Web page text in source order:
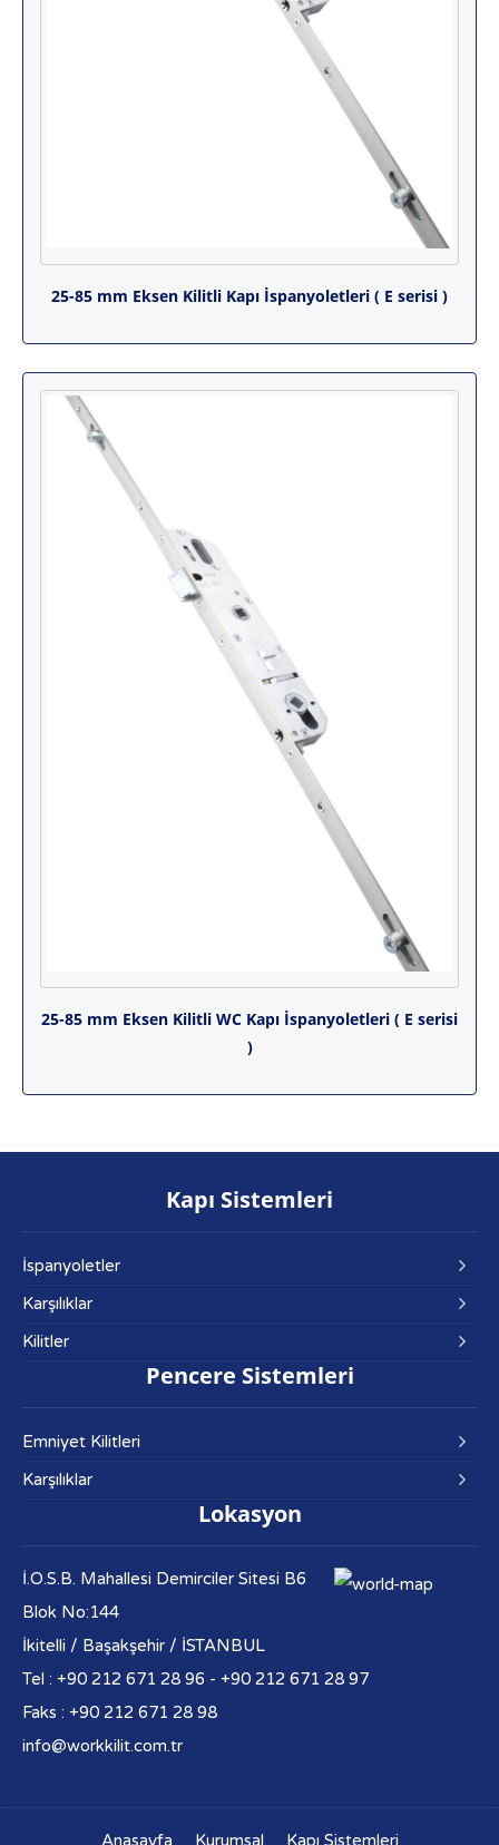
25-85 mm Eksen Kilitli Kapı İspanyoletleri ( E serisi )
25-85 mm Eksen Kilitli WC Kapı İspanyoletleri ( E serisi
)
Kapı Sistemleri
İspanyoletler
Karşılıklar
Kilitler
Pencere Sistemleri
Emniyet Kilitleri
Karşılıklar
Lokasyon
İ.O.S.B. Mahallesi Demirciler Sitesi B6
Blok No:144
İkitelli / Başakşehir / İSTANBUL
Tel : +90 212 671 28 96 - +90 212 671 28 97
Faks : +90 212 671 28 98
info@workkilit.com.tr
Anasayfa Kurumsal Kapı Sistemleri